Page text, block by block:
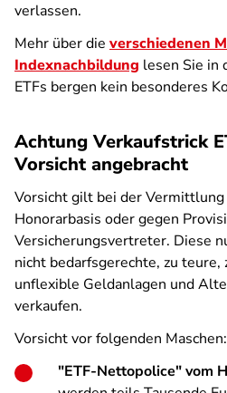
verlassen.
Mehr über die verschiedenen
Indexnachbildung lesen Sie in
ETFs bergen kein besonderes
Achtung Verkaufstrick
Vorsicht angebracht
Vorsicht gilt bei der Vermittlung
Honorarbasis oder gegen
Versicherungsvertreter. Diese
nicht bedarfsgerechte, zu teure,
unflexible Geldanlagen und
verkaufen.
Vorsicht vor folgenden Maschen:
"ETF-Nettopolice" vom